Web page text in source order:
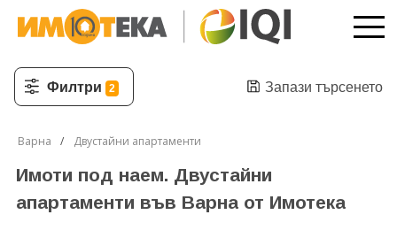
Филтри 2 Запази търсенето
Варна Двустайни апартаменти
Имоти под наем. Двустайни
апартаменти във Варна от Имотека